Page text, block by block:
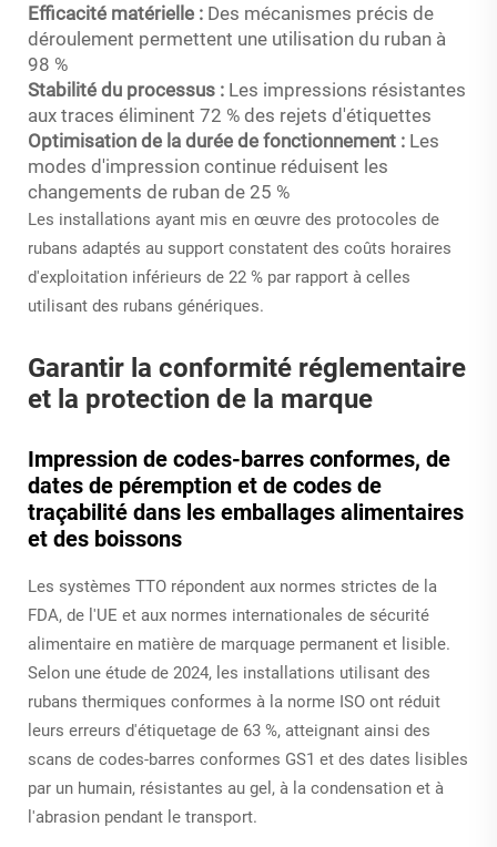
Efficacité matérielle : Des mécanismes précis de
déroulement permettent une utilisation du ruban à
98 %
Stabilité du processus : Les impressions résistantes
aux traces éliminent 72 % des rejets d'étiquettes
Optimisation de la durée de fonctionnement : Les
modes d'impression continue réduisent les
changements de ruban de 25 %
Les installations ayant mis en œuvre des protocoles de
rubans adaptés au support constatent des coûts horaires
d'exploitation inférieurs de 22 % par rapport à celles
utilisant des rubans génériques.
Garantir la conformité réglementaire
et la protection de la marque
Impression de codes-barres conformes, de
dates de péremption et de codes de
traçabilité dans les emballages alimentaires
et des boissons
Les systèmes TTO répondent aux normes strictes de la
FDA, de l'UE et aux normes internationales de sécurité
alimentaire en matière de marquage permanent et lisible.
Selon une étude de 2024, les installations utilisant des
rubans thermiques conformes à la norme ISO ont réduit
leurs erreurs d'étiquetage de 63 %, atteignant ainsi des
scans de codes-barres conformes GS1 et des dates lisibles
par un humain, résistantes au gel, à la condensation et à
l'abrasion pendant le transport.